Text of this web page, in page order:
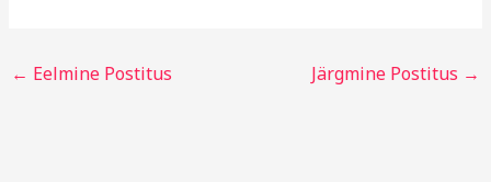
← Eelmine Postitus Järgmine Postitus →